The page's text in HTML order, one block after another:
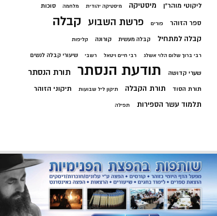
ליקוטי מוהר"ן מיסטיקה מיסטיקה יהודית מלחמה סוכות
ספר הזוהר פורים פרשת השבוע קבלה
קבלה למתחיל קבלה מעשית קורונה קליפות
רבי ברוך שלום הלוי אשלג רבי חיים ויטאל רשבי שיעורי קבלה לנשים
שערי קדושה תודעת הנסתר תורת הנסתר
תורת הסוד תורת הקבלה תיקון ליל שבועות תיקוני הזוהר
תלמוד עשר הספירות תפילה